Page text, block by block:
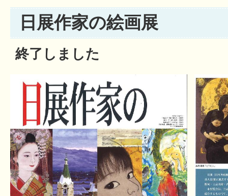
日展作家の絵画展
終了しました